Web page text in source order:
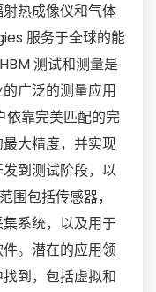
热成像仪和气体
服务于全球的能
测试和测量是
广泛的测量应用
依靠完美匹配的完
大精度，并实现
到测试阶段，以
围包括传感器，
系统，以及用于
。潜在的应用领
到，包括虚拟和